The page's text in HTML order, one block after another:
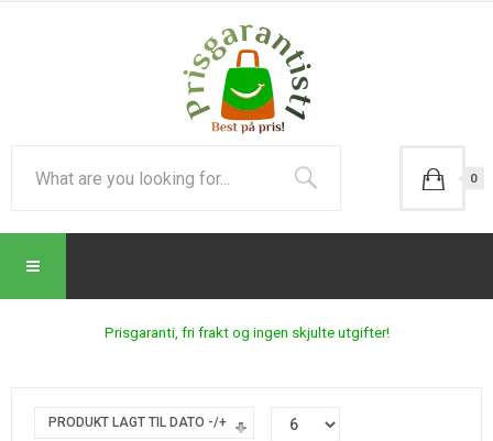
0
Prisgaranti, fri frakt og ingen skjulte utgifter!
PRODUKT LAGT TIL DATO -/+